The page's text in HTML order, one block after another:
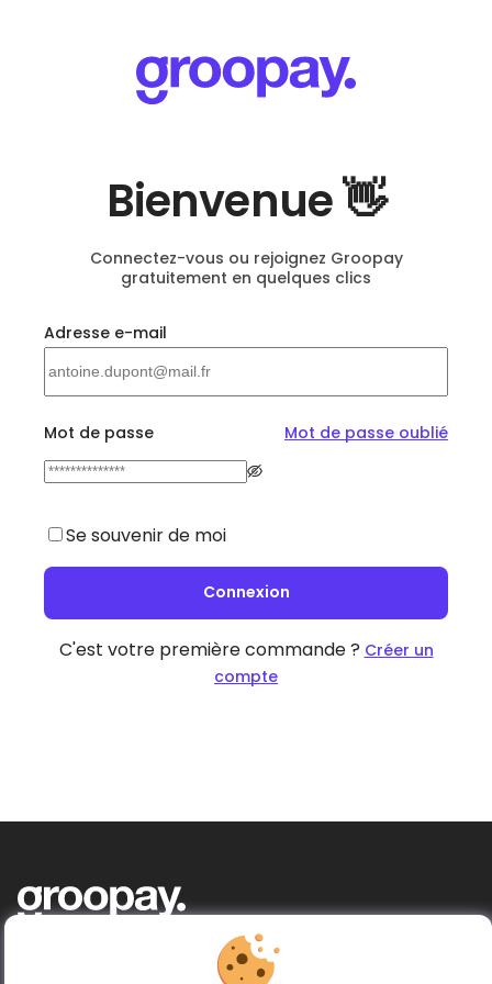
Bienvenue 👋
Connectez-vous ou rejoignez Groopay
gratuitement en quelques clics
Adresse e-mail
Mot de passe Mot de passe oublié
Se souvenir de moi
Connexion
C'est votre première commande ? Créer un
compte
Acheter ensemble, donner plus